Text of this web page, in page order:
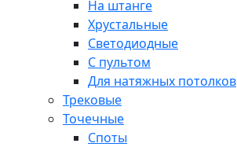
На штанге
Хрустальные
Светодиодные
С пультом
Для натяжных потолков
Трековые
Точечные
Споты